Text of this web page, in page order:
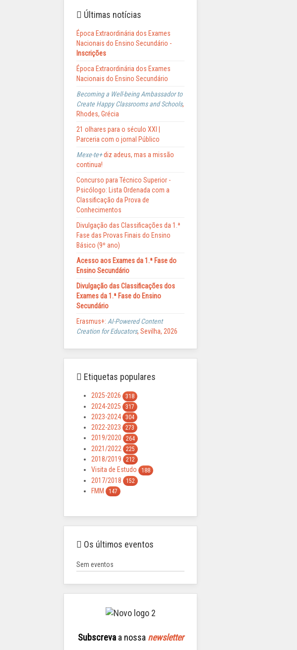
Últimas notícias
Época Extraordinária dos Exames
Nacionais do Ensino Secundário -
Inscrições
Época Extraordinária dos Exames
Nacionais do Ensino Secundário
Becoming a Well-being Ambassador to
Create Happy Classrooms and Schools,
Rhodes, Grécia
21 olhares para o século XXI |
Parceria com o jornal Público
Mexe-te+diz adeus, mas a missão
continua!
Concurso para Técnico Superior -
Psicólogo: Lista Ordenada com a
Classificação da Prova de
Conhecimentos
Divulgação das Classificações da 1.ª
Fase das Provas Finais do Ensino
Básico (9º ano)
Acesso aos Exames da 1.ª Fase do
Ensino Secundário
Divulgação das Classificações dos
Exames da 1.ª Fase do Ensino
Secundário
Erasmus+: AI-Powered Content
Creation for Educators, Sevilha, 2026
Etiquetas populares
2025-2026 318
2024-2025 317
2023-2024 304
2022-2023 273
2019/2020 264
2021/2022 225
2018/2019 212
Visita de Estudo 188
2017/2018 152
FMM 147
Os últimos eventos
Sem eventos
Subscreva a nossa newsletter